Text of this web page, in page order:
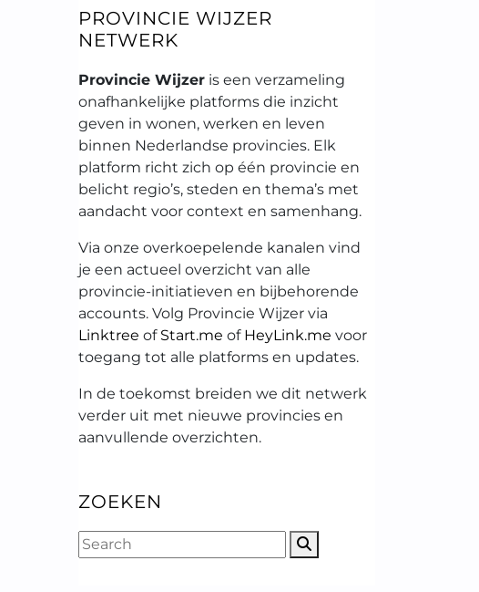
PROVINCIE WIJZER
NETWERK
Provincie Wijzer is een verzameling
onafhankelijke platforms die inzicht
geven in wonen, werken en leven
binnen Nederlandse provincies. Elk
platform richt zich op één provincie en
belicht regio’s, steden en thema’s met
aandacht voor context en samenhang.
Via onze overkoepelende kanalen vind
je een actueel overzicht van alle
provincie-initiatieven en bijbehorende
accounts. Volg Provincie Wijzer via
Linktree of Start.me of HeyLink.me voor
toegang tot alle platforms en updates.
In de toekomst breiden we dit netwerk
verder uit met nieuwe provincies en
aanvullende overzichten.
ZOEKEN